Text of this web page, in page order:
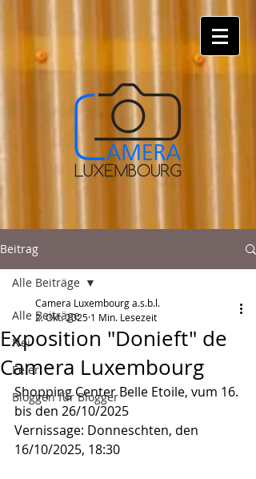
Beitrag
Alle Beiträge
Nei
Eeler
Bloggen für Blogger
Alle Beiträge
Exposition "Donieft" de
Camera Luxembourg
Camera Luxembourg a.s.b.l.
2. Okt. 2025 1 Min. Lesezeit
Shopping Center Belle Etoile, vum 16.
bis den 26/10/2025
Vernissage: Donneschten, den
16/10/2025, 18:30